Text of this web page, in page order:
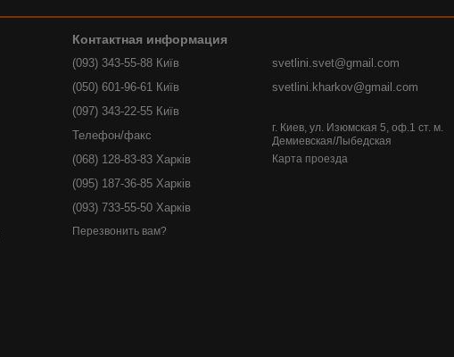
Контактная информация
(093) 343-55-88 Київ
(050) 601-96-61 Київ
(097) 343-22-55 Київ
Телефон/факс
(068) 128-83-83 Харків
(095) 187-36-85 Харків
(093) 733-55-50 Харків
Перезвонить вам?
svetlini.svet@gmail.com
svetlini.kharkov@gmail.com
г. Киев, ул. Изюмская 5, оф.1 ст. м.
Демиевская/Лыбедская
Карта проезда